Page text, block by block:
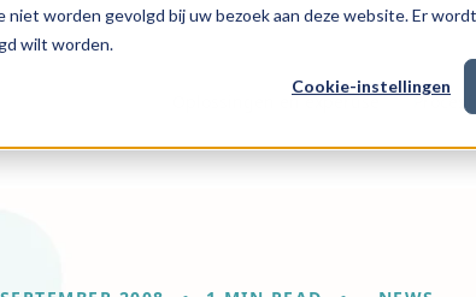
niet worden gevolgd bij uw bezoek aan deze website. Er
wilt worden.
Cookie-instellingen
Oplossingen en expertise